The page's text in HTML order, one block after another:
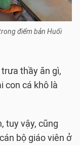
điểm bản Huổi
thầy ăn gì,
con cá khô là
tuy vậy, cũng
bộ giáo viên ở